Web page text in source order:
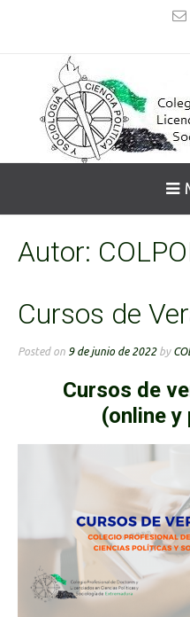
Autor:
Cursos de
Posted on 9 de junio de 2022by
Cursos de
(online y